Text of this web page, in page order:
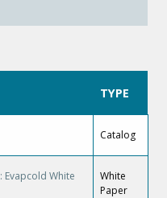
TYPE
Catalog
Evapcold White
White
Paper